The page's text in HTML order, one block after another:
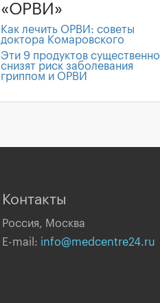
«ОРВИ»
Как лечить ОРВИ: советы
доктора Комаровского
Эти 9 продуктов существенно
снизят риск заболевания
гриппом и ОРВИ
Контакты
Россия, Москва
E-mail: info@medcentre24.ru